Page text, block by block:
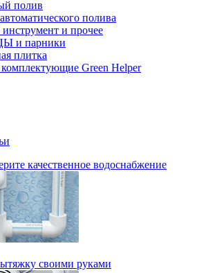
полив
полива
и прочее
и парники
плитка
Green Helper
качественное водоснабжение
своими руками